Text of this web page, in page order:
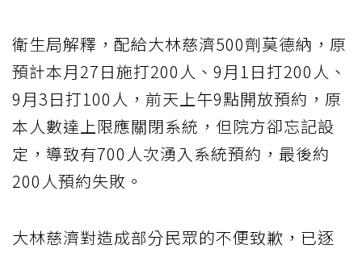
衛生局解釋，配給大林慈濟500劑莫德納，原
預計本月27日施打200人、9月1日打200人、
9月3日打100人，前天上午9點開放預約，原
本人數達上限應關閉系統，但院方卻忘記設
定，導致有700人次湧入系統預約，最後約
200人預約失敗。
大林慈濟對造成部分民眾的不便致歉，已逐